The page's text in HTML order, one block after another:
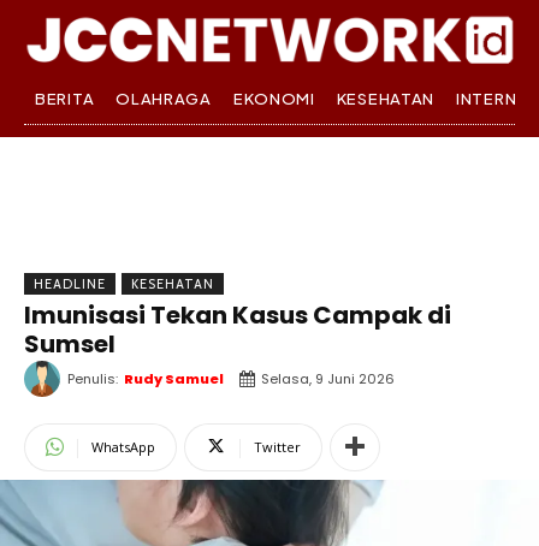
BERITA OLAHRAGA EKONOMI KESEHATAN
HEADLINE KESEHATAN
Imunisasi Tekan Kasus Campak di
Sumsel
Penulis: Rudy Samuel Selasa, 9 Juni 2026
WhatsApp Twitter